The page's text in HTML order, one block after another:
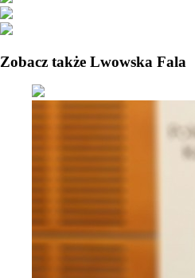
Zobacz także Lwowska Fala